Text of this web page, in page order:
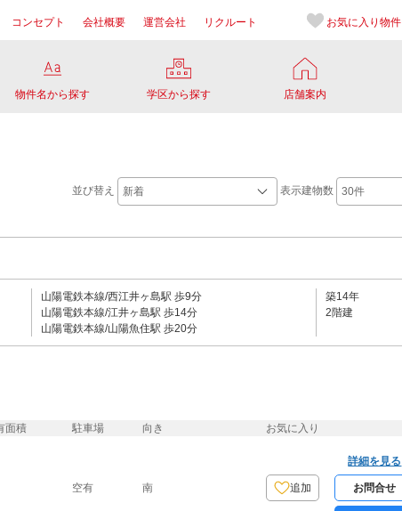
コンセプト 会社概要 運営会社 リクルート お気に入り 物件
物件名から探す 学区から探す 店舗案内
並び替え 表示建物数
山陽電鉄本線/西江井ヶ島駅 歩9分
山陽電鉄本線/江井ヶ島駅 歩14分
山陽電鉄本線/山陽魚住駅 歩20分
築14年
2階建
面積 駐車場 向き お気に入り
空有 南 追加
詳細を見る
お問合せ